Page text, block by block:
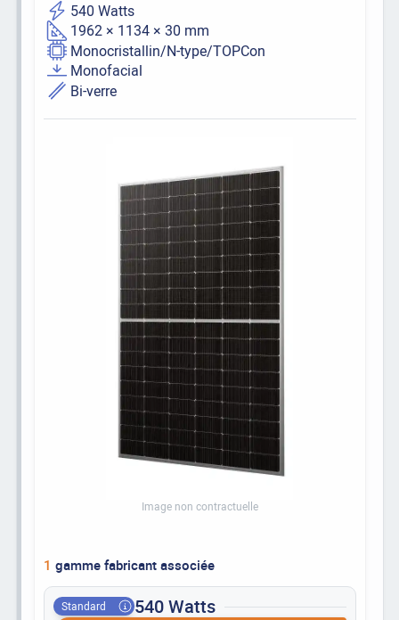
540 Watts
1962 × 1134 × 30 mm
Monocristallin/N-type/TOPCon
Monofacial
Bi-verre
Image non contractuelle
1 gamme fabricant associée
Standard 540 Watts